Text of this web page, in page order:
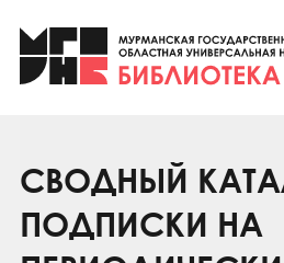
Клуб «Гиря и
Клуб «Семейный
Коллегам
Контакты
СВОДНЫЙ
ПОДПИСКИ НА